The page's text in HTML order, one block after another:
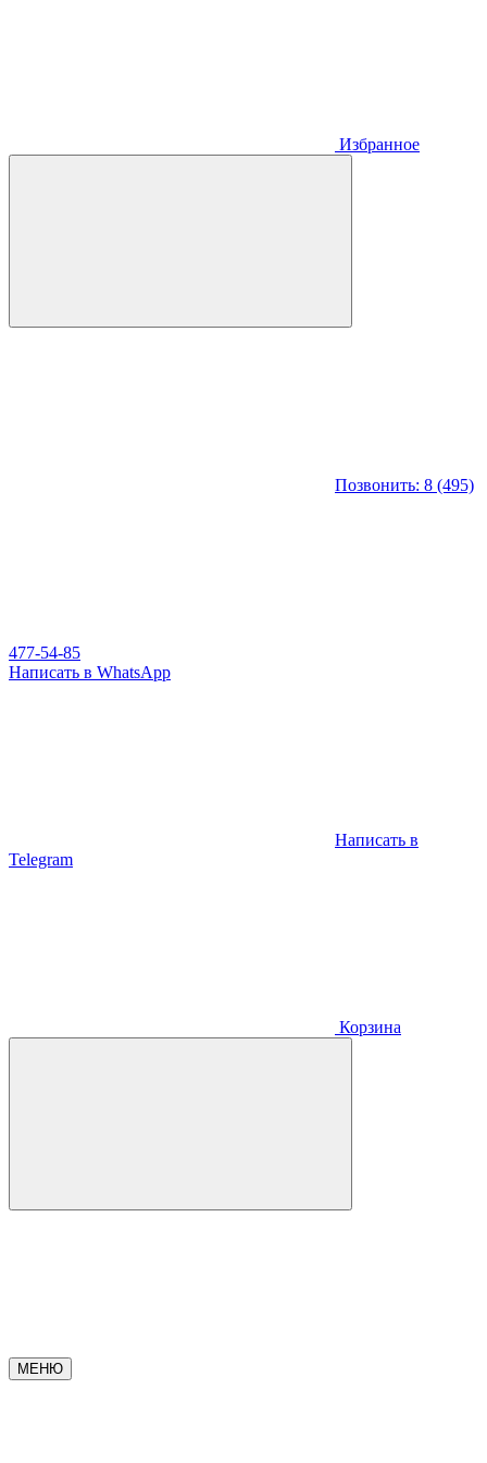
Избранное
Позвонить: 8 (495)
477-54-85
Написать в WhatsApp
Написать в
Telegram
Корзина
МЕНЮ